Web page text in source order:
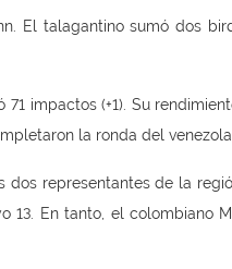
El talagantino sumó dos
impactos (+1). Su
la ronda del
dos representantes de la
13. En tanto, el colombiano